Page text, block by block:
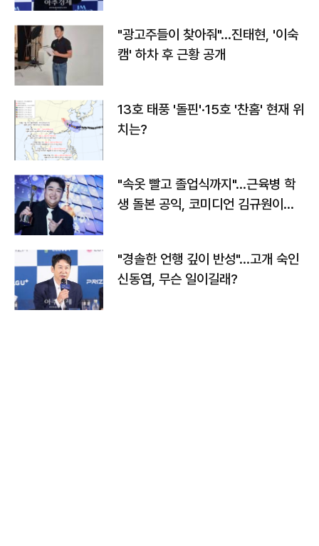
"광고주들이 찾아줘"…진태현, '이숙
캠' 하차 후 근황 공개
13호 태풍 '돌핀'·15호 '찬홈' 현재 위
치는?
"속옷 빨고 졸업식까지"…근육병 학
생 돌본 공익, 코미디언 김규원이었
"경솔한 언행 깊이 반성"…고개 숙인
신동엽, 무슨 일이길래?